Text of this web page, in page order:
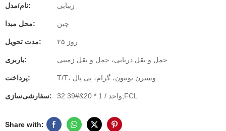
نام/مدل: زیبایی
محل مبدا: چین
مدت تحویل: ۲۵ روز
باربری: حمل و نقل دریایی، حمل و نقل زمینی
پرداخت: T/T، وسترن یونیون، گرام، پی پال
سفارشی‌سازی: 32 واحد / 1 * 20&#39;FCL
Share with: